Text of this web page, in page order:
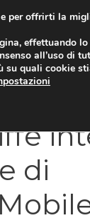
di
per offrirti la
effettuando
all’uso di
su quali cookie